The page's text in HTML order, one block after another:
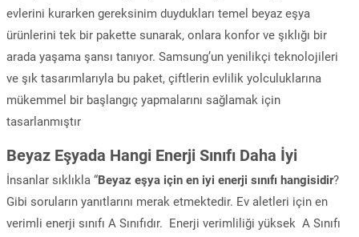
evlerini kurarken gereksinim duydukları temel beyaz eşya
ürünlerini tek bir pakette sunarak, onlara konfor ve şıklığı bir
arada yaşama şansı tanıyor. Samsung’un yenilikçi teknolojileri
ve şık tasarımlarıyla bu paket, çiftlerin evlilik yolculuklarına
mükemmel bir başlangıç yapmalarını sağlamak için
tasarlanmıştır
Beyaz Eşyada Hangi Enerji Sınıfı Daha İyi
İnsanlar sıklıkla “Beyaz eşya için en iyi enerji sınıfı hangisidir?
Gibi soruların yanıtlarını merak etmektedir. Ev aletleri için en
verimli enerji sınıfı A Sınıfıdır. Enerji verimliliği yüksek A Sınıfı